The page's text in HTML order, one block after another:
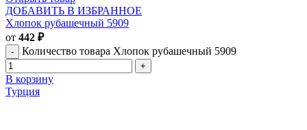
ДОБАВИТЬ В ИЗБРАННОЕ
Хлопок рубашечный 5909
от 442 ₽
Количество товара Хлопок рубашечный 5909
В корзину
Турция